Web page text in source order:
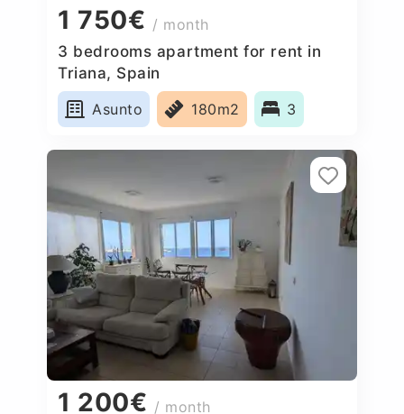
1 750€ / month
3 bedrooms apartment for rent in
Triana, Spain
Asunto
180m2 3
1 200€ / month